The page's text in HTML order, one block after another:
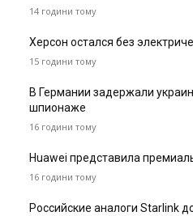
14 години тому
Херсон остался без
15 години тому
В Германии задержали
шпионаже
16 години тому
Huawei представила
16 години тому
Российские аналоги Starlink